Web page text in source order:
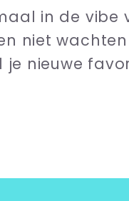
in de vibe
niet
je nieuwe